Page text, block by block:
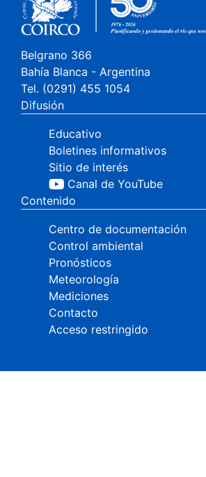
Belgrano 366
Bahía Blanca - Argentina
Tel. (0291) 455 1054
Difusión
Educativo
Boletines informativos
Sitio de interés
Canal de YouTube
Contenido
Centro de documentación
Control ambiental
Pronósticos
Meteorología
Mediciones
Contacto
Acceso restringido